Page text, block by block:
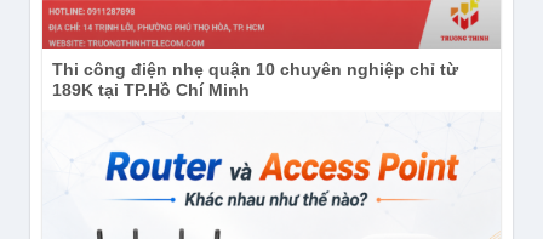
Thi công điện nhẹ quận 10 chuyên nghiệp chỉ từ
189K tại TP.Hồ Chí Minh